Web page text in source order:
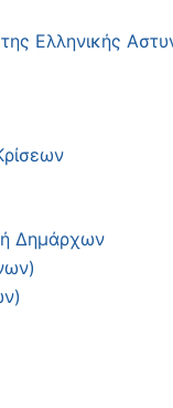
Ελληνικής
Δημάρχων